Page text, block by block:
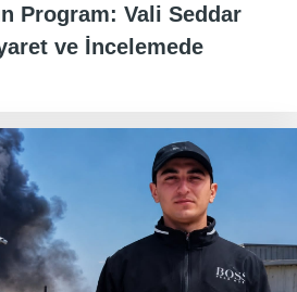
Program: Vali Seddar
ve İncelemede